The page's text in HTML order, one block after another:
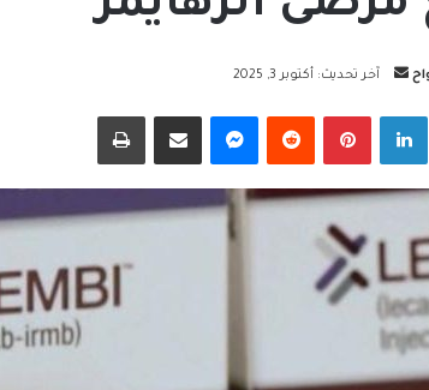
أرسل
إلكترونيا
آخر تحديث: أكتوبر 3, 2025
لينكدإن بينتيريست ماسنجر مشاركة عبر البريد طباعة